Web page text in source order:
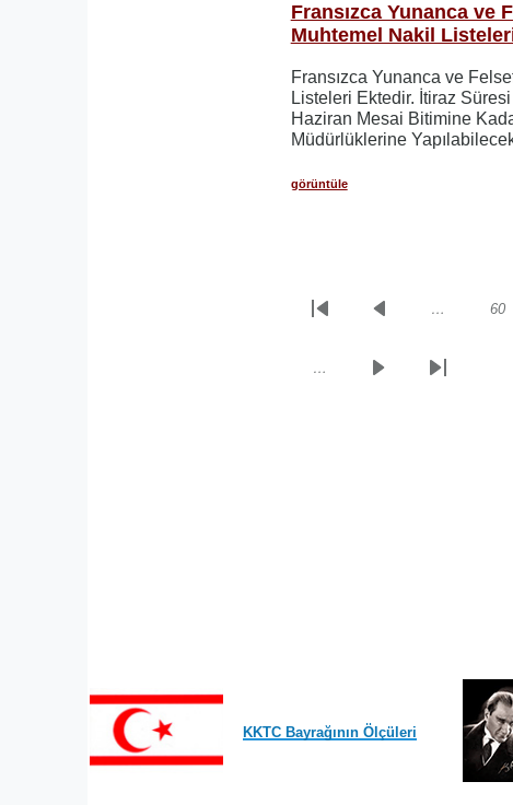
Fransızca Yunanca ve
Muhtemel Nakil
Fransızca Yunanca ve
Listeleri Ektedir. İtiraz
Haziran Mesai Bitimine
Müdürlüklerine
görüntüle
Sayfalama
İlk
Önceki
… 60
…
Sonraki
Son
KKTC Bayrağının Ölçüleri